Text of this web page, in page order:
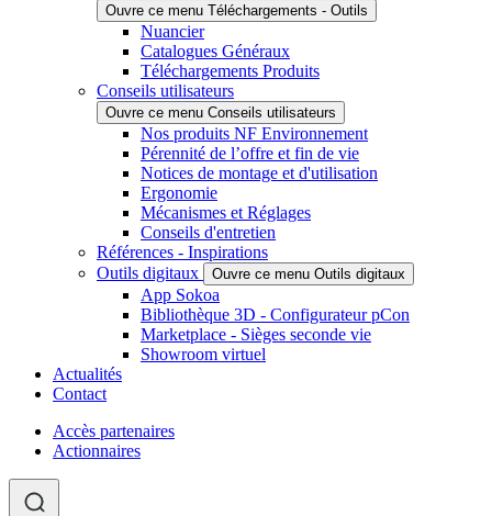
Ouvre ce menu Téléchargements - Outils
Nuancier
Catalogues Généraux
Téléchargements Produits
Conseils utilisateurs
Ouvre ce menu Conseils utilisateurs
Nos produits NF Environnement
Pérennité de l’offre et fin de vie
Notices de montage et d'utilisation
Ergonomie
Mécanismes et Réglages
Conseils d'entretien
Références - Inspirations
Outils digitaux
Ouvre ce menu Outils digitaux
App Sokoa
Bibliothèque 3D - Configurateur pCon
Marketplace - Sièges seconde vie
Showroom virtuel
Actualités
Contact
Accès partenaires
Actionnaires